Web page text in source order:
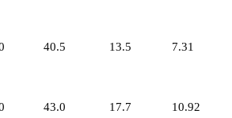
40.5 13.5 7.31
43.0 17.7 10.92